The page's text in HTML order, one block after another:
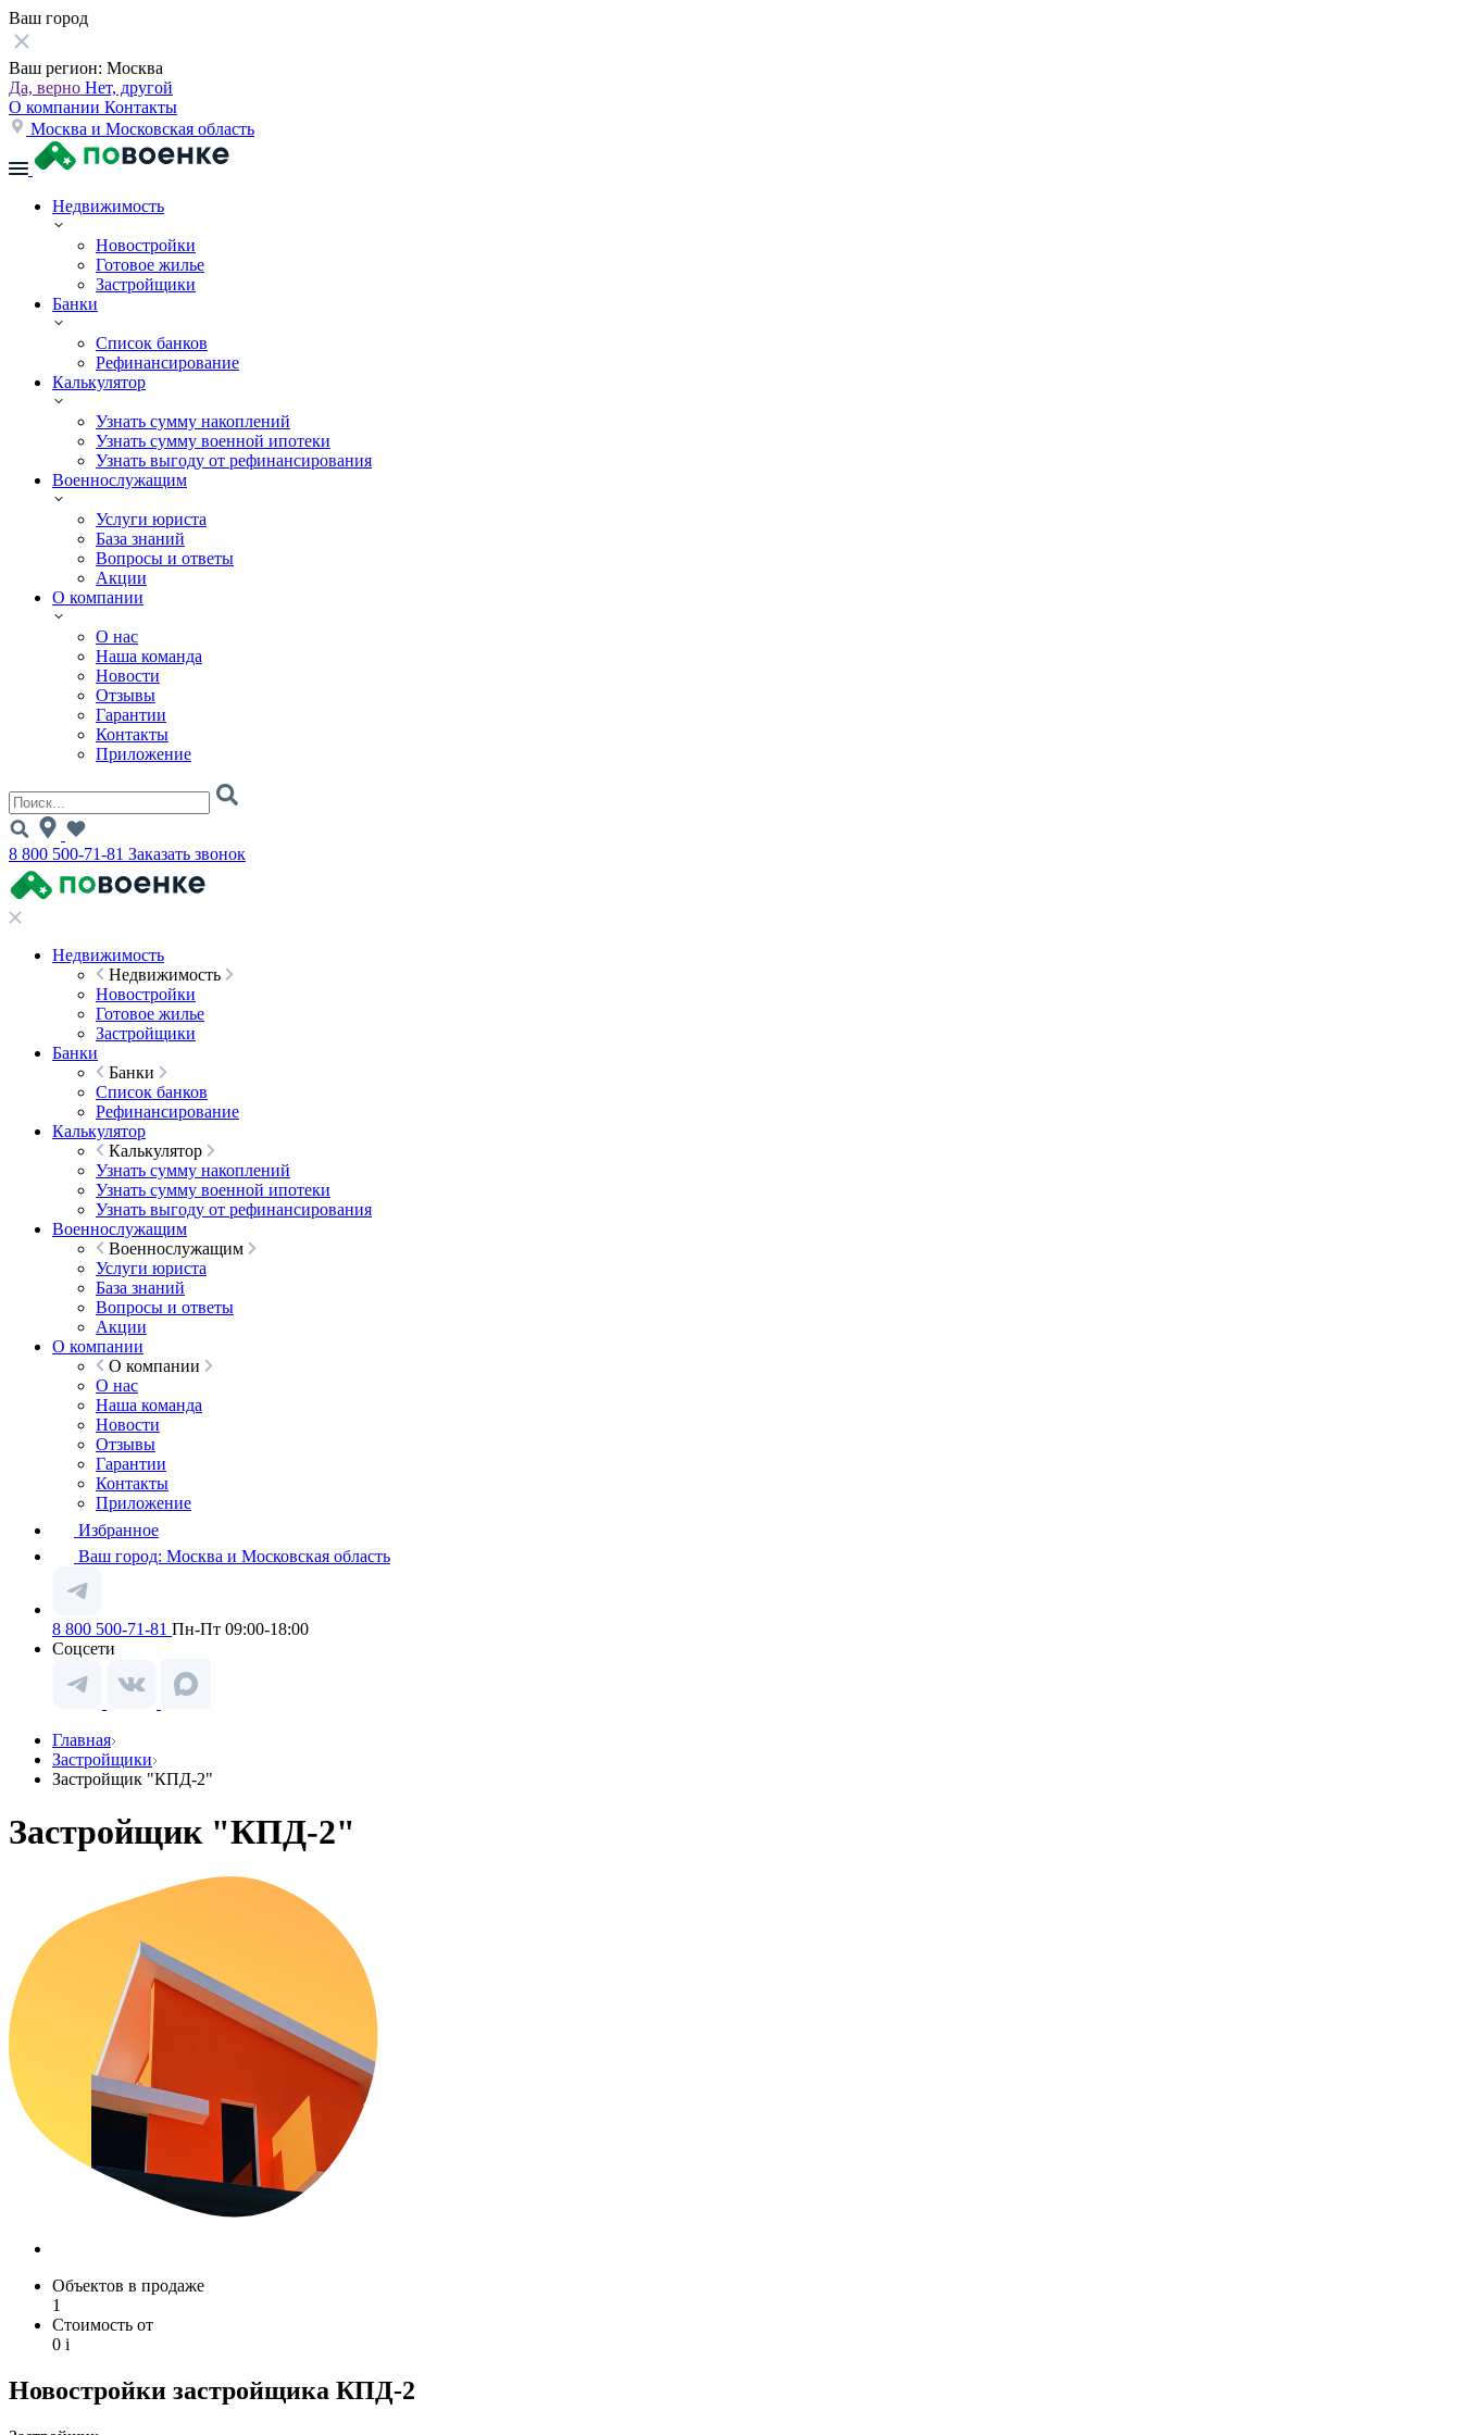
Ваш город
Ваш регион: Москва
Да, верно Нет, другой
О компании Контакты
Москва и Московская область
Недвижимость
Новостройки
Готовое жилье
Застройщики
Банки
Список банков
Рефинансирование
Калькулятор
Узнать сумму накоплений
Узнать сумму военной ипотеки
Узнать выгоду от рефинансирования
Военнослужащим
Услуги юриста
База знаний
Вопросы и ответы
Акции
О компании
О нас
Наша команда
Новости
Отзывы
Гарантии
Контакты
Приложение
8 800 500-71-81 Заказать звонок
Недвижимость
Недвижимость
Новостройки
Готовое жилье
Застройщики
Банки
Банки
Список банков
Рефинансирование
Калькулятор
Калькулятор
Узнать сумму накоплений
Узнать сумму военной ипотеки
Узнать выгоду от рефинансирования
Военнослужащим
Военнослужащим
Услуги юриста
База знаний
Вопросы и ответы
Акции
О компании
О компании
О нас
Наша команда
Новости
Отзывы
Гарантии
Контакты
Приложение
Избранное
Ваш город: Москва и Московская область
8 800 500-71-81 Пн-Пт 09:00-18:00
Соцсети
Главная
Застройщики
Застройщик "КПД-2"
Застройщик "КПД-2"
Объектов в продаже
1
Стоимость от
0 i
Новостройки застройщика КПД-2